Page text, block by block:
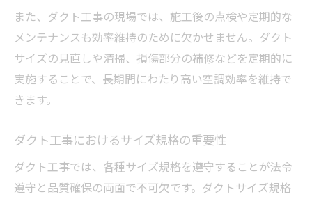
また、ダクト工事の現場では、施工後の点検や定期的な
メンテナンスも効率維持のために欠かせません。ダクト
サイズの見直しや清掃、損傷部分の補修などを定期的に
実施することで、長期間にわたり高い空調効率を維持で
きます。
ダクト工事におけるサイズ規格の重要性
ダクト工事では、各種サイズ規格を遵守することが法令
遵守と品質確保の両面で不可欠です。ダクトサイズ規格